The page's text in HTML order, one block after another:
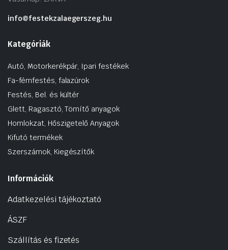
info@festekzalaegerszeg.hu
Kategóriák
Autó, Motorkerékpár, Ipari festékek
Fa-fémfestés, falazúrok
Festés, Bel. és kültér
Glett, Ragasztó, Tömítő anyagok
Homlokzat, Hőszigetelő Anyagok
Kifutó termékek
Szerszámok, Kiegészítők
Információk
Adatkezelési tájékoztató
ÁSZF
Szállítás és fizetés